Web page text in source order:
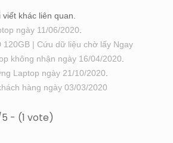
khác liên quan.
ngày 11/06/2020.
120GB | Cứu dữ liệu chờ lấy Ngay
không nhận ngày 16/04/2020.
Laptop ngày 21/10/2020.
hàng ngày 03/03/2020
- (1 vote)